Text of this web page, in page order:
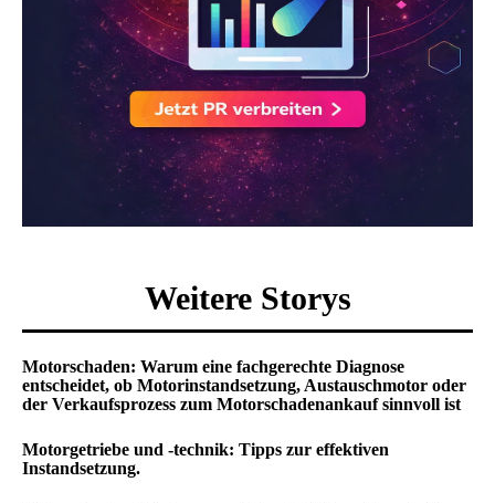
Weitere Storys
Motorschaden: Warum eine fachgerechte Diagnose
entscheidet, ob Motorinstandsetzung, Austauschmotor oder
der Verkaufsprozess zum Motorschadenankauf sinnvoll ist
Motorgetriebe und -technik: Tipps zur effektiven
Instandsetzung.